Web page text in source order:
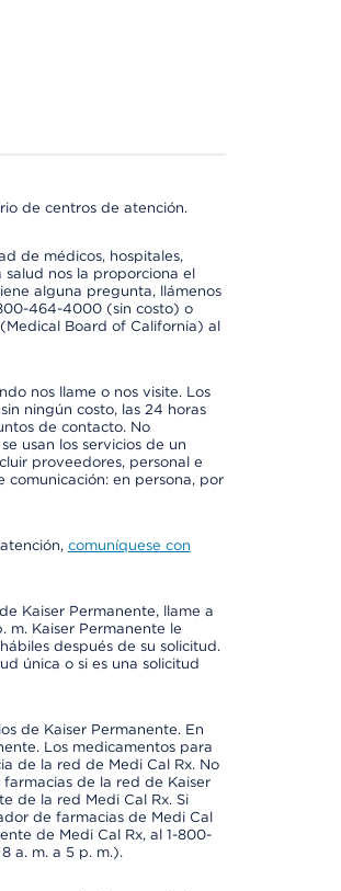
de centros de atención.
de médicos, hospitales,
nos la proporciona el
alguna pregunta, llámenos
464-4000 (sin costo) o
Board of California) al
nos llame o nos visite. Los
ningún costo, las 24 horas
de contacto. No
usan los servicios de un
proveedores, personal e
en persona, por
comuníquese con
Kaiser Permanente, llame a
m. Kaiser Permanente le
después de su solicitud.
única o si es una solicitud
de Kaiser Permanente. En
Los medicamentos para
de la red de Medi Cal Rx. No
de la red de Kaiser
de la red Medi Cal Rx. Si
de farmacias de Medi Cal
de Medi Cal Rx, al 1-800-
a. m. a 5 p. m.).